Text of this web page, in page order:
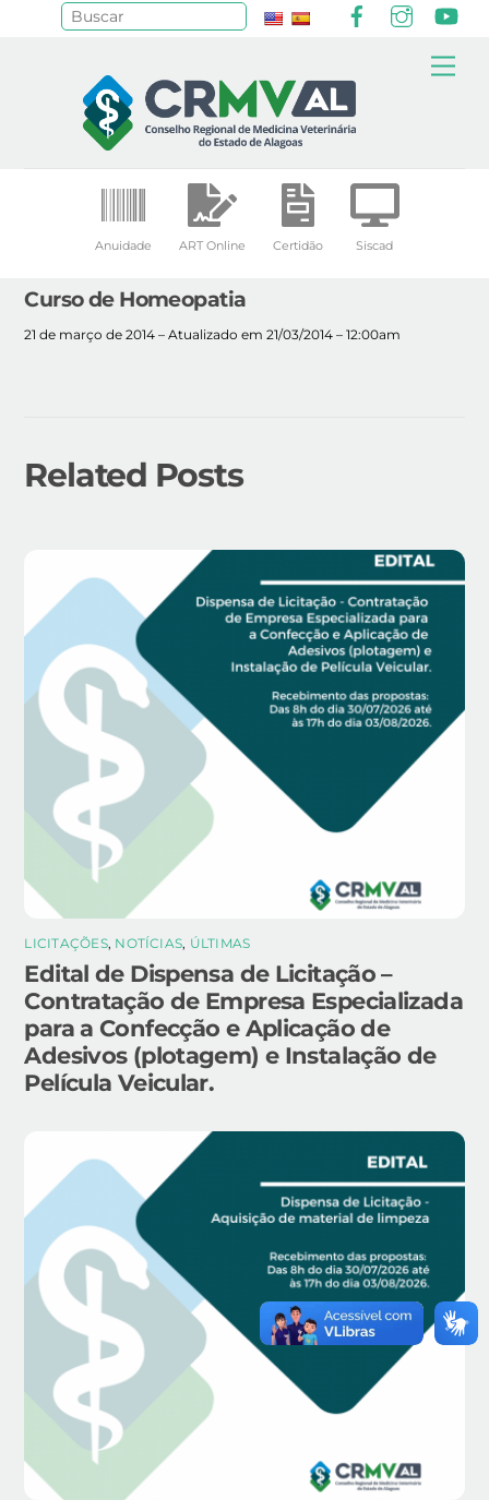
Anuidade ART Online Certidão Siscad
Curso de Homeopatia
21 de março de 2014 – Atualizado em 21/03/2014 – 12:00am
Related Posts
LICITAÇÕES, NOTÍCIAS, ÚLTIMAS
Edital de Dispensa de Licitação –
Contratação de Empresa Especializada
para a Confecção e Aplicação de
Adesivos (plotagem) e Instalação de
Película Veicular.